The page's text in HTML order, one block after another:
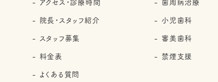
院長・スタッフ紹介
スタッフ募集
料金表
よくある質問
小児歯科
審美歯科
禁煙支援